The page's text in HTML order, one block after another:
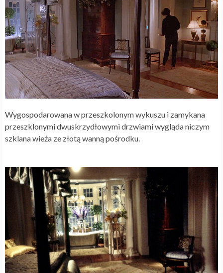
Wygospodarowana w przeszkolonym wykuszu i zamykana
przeszklonymi dwuskrzydłowymi drzwiami wygląda niczym
szklana wieża ze złotą wanną pośrodku.